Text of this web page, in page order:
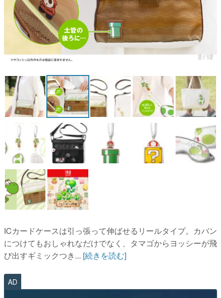
カテゴリ
特集記事
マンガ
女性向け
アプリレビュー
その他
電ファミニコゲーマーとは？
運営：株式会社マレ
2 / 12
ICカードケースは引っ張って伸ばせるリールタイプ。カバン
につけてもおしゃれなだけでなく、タマゴからヨッシーが飛
び出すギミックつき... [続きを読む]
AD